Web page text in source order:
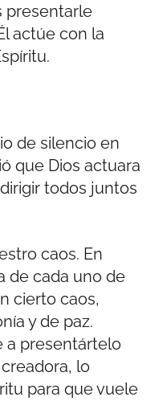
presentarle
actúe con la
de silencio en
que Dios actuara
todos juntos
caos. En
de cada uno de
cierto caos,
y de paz.
a presentártelo
lo
para que vuele